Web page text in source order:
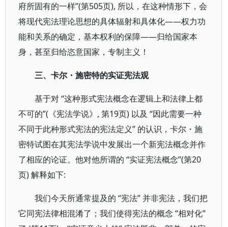
府所固有的一样”(第505页), 所以，在这种情形下，会
将现代宪法理论思想的具体辐射和具体化——权力功
能和关系的确定，基本权利的保障——归给国家本
身，甚至归给恣意国家，专制主义！
三、卡尔・ 施密特的实证宪法观
基于对 “这种形式宪法概念在逻辑上和法律上都
不可的”(《宪法学说》, 第19页) 以及 “因此需要一种
不同于此种形式宪法的宪法定义” 的认识，卡尔・施
密特试图在其宪法学说中发展出一个新宪法概念并作
了相应的论证。他对他所谓的 “实证宪法概念”(第20
页) 解释如下:
我们今天所通常提及的 “宪法” 并非宪法，我们把
它同宪法律相混淆了；我们使得宪法的概念 “相对化”